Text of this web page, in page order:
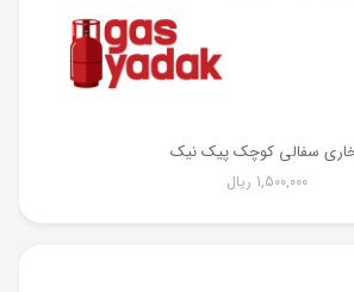
سفالی کوچک پیک نیک
1,500,000 ریال